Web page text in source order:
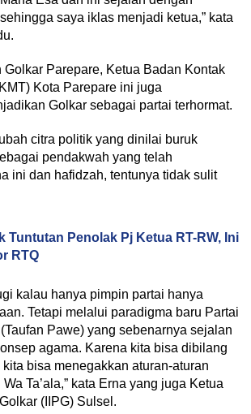
saya iklas menjadi ketua,” kata
Golkar Parepare, Ketua Badan Kontak
Kota Parepare ini juga
Golkar sebagai partai terhormat.
citra politik yang dinilai buruk
pendakwah yang telah
ini dan hafidzah, tentunya tidak sulit
Tuntutan Penolak Pj Ketua RT-RW, Ini
RTQ
kalau hanya pimpin partai hanya
Tetapi melalui paradigma baru Partai
Pawe) yang sebenarnya sejalan
agama. Karena kita bisa dibilang
bisa menegakkan aturan-aturan
Ta’ala,” kata Erna yang juga Ketua
(IIPG) Sulsel.